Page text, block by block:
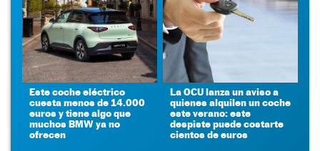
Este coche eléctrico
cuesta menos de 14.000
euros y tiene algo que
muchos BMW ya no
ofrecen
La OCU lanza un aviso a
quienes alquilen un coche
este verano: este
despiste puede costarte
cientos de euros